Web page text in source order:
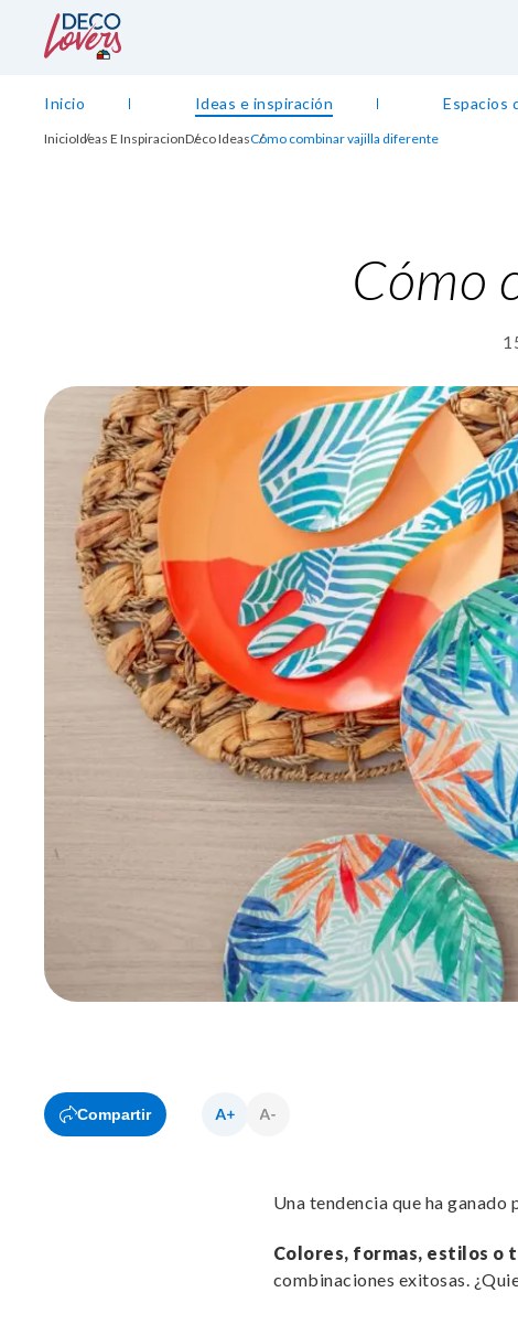
Inicio Ideas e inspiración Espacios
InicioIdeas E InspiracionDeco IdeasCómo combinar vajilla diferente
Cómo
Compartir
Una tendencia que ha ganado
Colores, formas, estilos o
combinaciones exitosas.